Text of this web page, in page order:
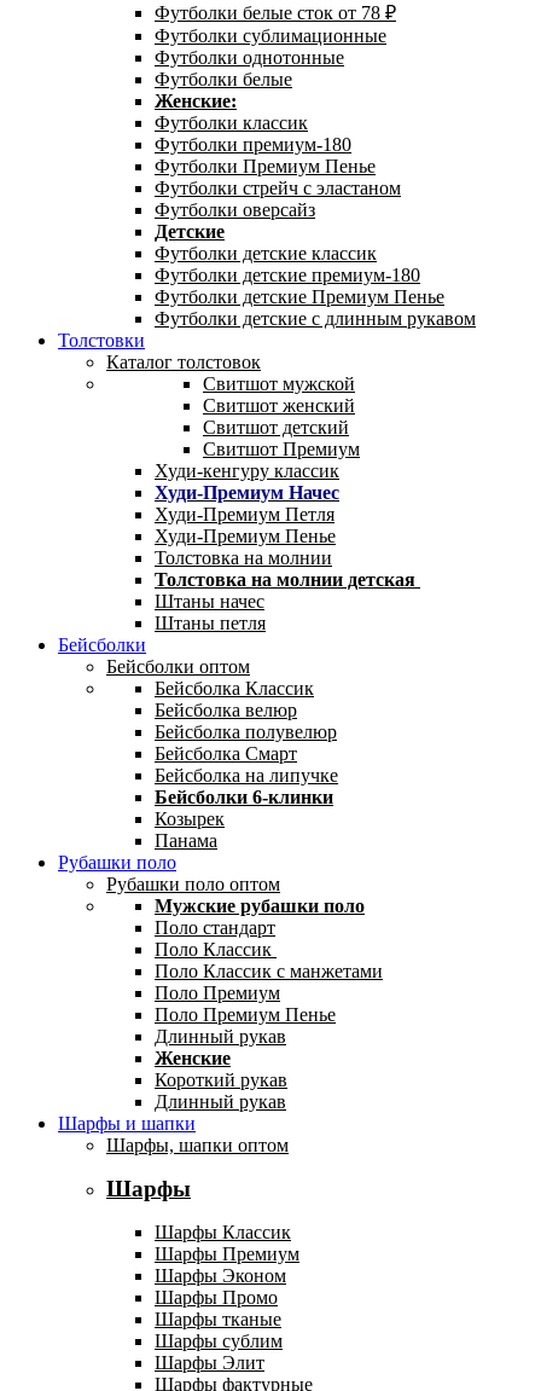
Футболки белые сток от 78 ₽
Футболки сублимационные
Футболки однотонные
Футболки белые
Женские:
Футболки классик
Футболки премиум-180
Футболки Премиум Пенье
Футболки стрейч с эластаном
Футболки оверсайз
Детские
Футболки детские классик
Футболки детские премиум-180
Футболки детские Премиум Пенье
Футболки детские с длинным рукавом
Толстовки
Каталог толстовок
Свитшот мужской
Свитшот женский
Свитшот детский
Свитшот Премиум
Худи-кенгуру классик
Худи-Премиум Начес
Худи-Премиум Петля
Худи-Премиум Пенье
Толстовка на молнии
Толстовка на молнии детская
Штаны начес
Штаны петля
Бейсболки
Бейсболки оптом
Бейсболка Классик
Бейсболка велюр
Бейсболка полувелюр
Бейсболка Смарт
Бейсболка на липучке
Бейсболки 6-клинки
Козырек
Панама
Рубашки поло
Рубашки поло оптом
Мужские рубашки поло
Поло стандарт
Поло Классик
Поло Классик с манжетами
Поло Премиум
Поло Премиум Пенье
Длинный рукав
Женские
Короткий рукав
Длинный рукав
Шарфы и шапки
Шарфы, шапки оптом
Шарфы
Шарфы Классик
Шарфы Премиум
Шарфы Эконом
Шарфы Промо
Шарфы тканые
Шарфы сублим
Шарфы Элит
Шарфы фактурные